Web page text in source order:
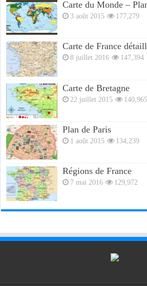
Carte du Monde –
3 août 2015 177,279
Carte de France
8 juillet 2016 147,394
Carte de Bretagne
22 juillet 2015 140,965
Plan de Paris
1 août 2015 134,239
Régions de France
7 mai 2016 129,972